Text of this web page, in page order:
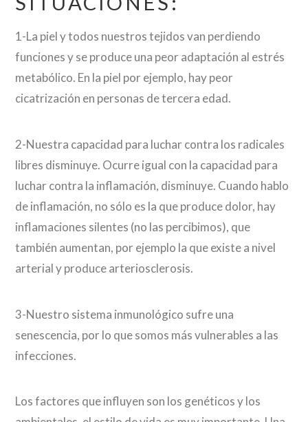
1-La piel y todos nuestros tejidos van perdiendo
funciones y se produce una peor adaptación al estrés
metabólico. En la piel por ejemplo, hay peor
cicatrización en personas de tercera edad.
2-Nuestra capacidad para luchar contra los radicales
libres disminuye. Ocurre igual con la capacidad para
luchar contra la inflamación, disminuye. Cuando hablo
de inflamación, no sólo es la que produce dolor, hay
inflamaciones silentes (no las percibimos), que
también aumentan, por ejemplo la que existe a nivel
arterial y produce arteriosclerosis.
3-Nuestro sistema inmunológico sufre una
senescencia, por lo que somos más vulnerables a las
infecciones.
Los factores que influyen son los genéticos y los